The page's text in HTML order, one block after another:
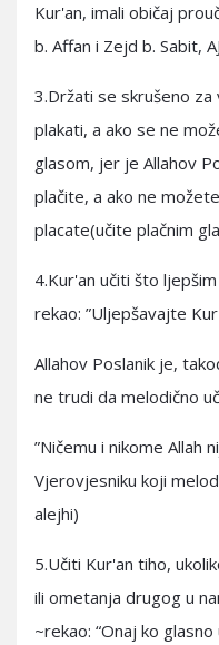
Kur'an, imali običaj
b. Affan i Zejd b. Sabit,
3.Držati se skrušeno
plakati, a ako se ne
glasom, jer je Allahov
plačite, a ako ne
placate(učite plačnim
4.Kur'an učiti što
rekao: ”Uljepšavajte
Allahov Poslanik je,
ne trudi da melodično
”Ničemu i nikome Allah
Vjerovjesniku koji
alejhi)
5.Učiti Kur'an tiho,
ili ometanja drugog u
~rekao: “Onaj ko